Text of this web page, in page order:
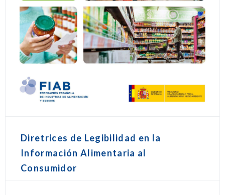
Diretrices de Legibilidad en la
Información Alimentaria al
Consumidor